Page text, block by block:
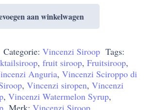
aan winkelwagen
Categorie:Vincenzi Siroop Tags:
,fruit siroop,Fruitsiroop,
Anguria,Vincenzi Sciroppo di
,Vincenzi siropen,Vincenzi
,Vincenzi Watermelon Syrup,
Merk:Vincenzi Siroop